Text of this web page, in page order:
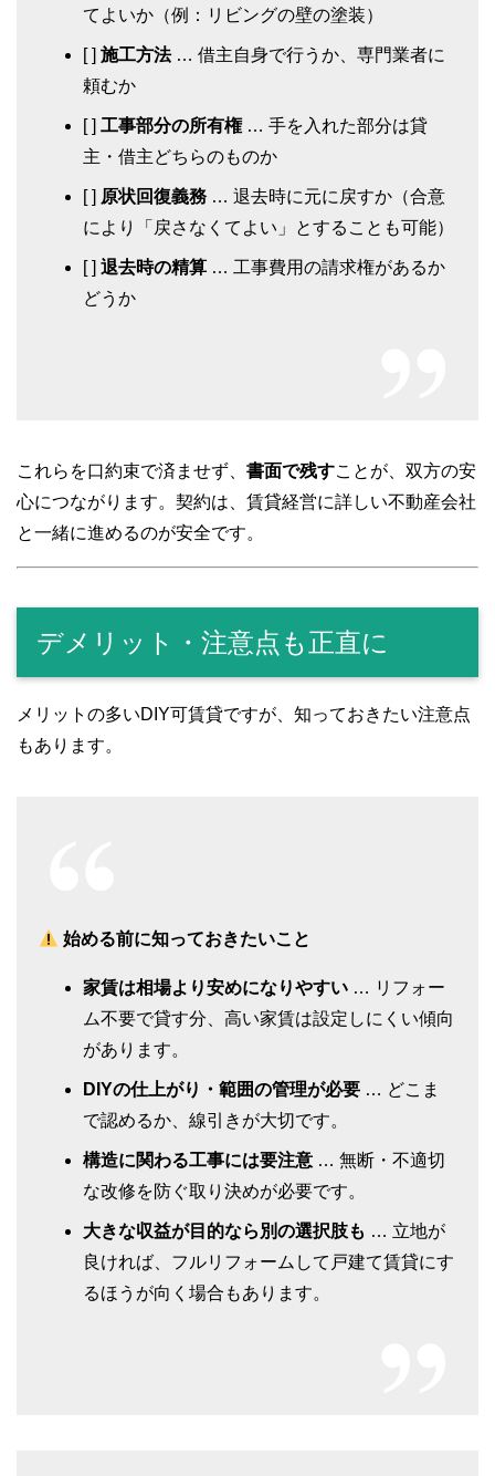
てよいか（例：リビングの壁の塗装）
[ ] 施工方法… 借主自身で行うか、専門業者に
頼むか
[ ] 工事部分の所有権… 手を入れた部分は貸
主・借主どちらのものか
[ ] 原状回復義務 … 退去時に元に戻すか（合意
により「戻さなくてよい」とすることも可能）
[ ] 退去時の精算 … 工事費用の請求権があるか
どうか
これらを口約束で済ませず、 書面で残すことが、双方の安
心につながります。契約は、賃貸経営に詳しい不動産会社
と一緒に進めるのが安全です。
デメリット・注意点も正直に
メリットの多いDIY可賃貸ですが、知っておきたい注意点
もあります。
始める前に知っておきたいこと
家賃は相場より安めになりやすい … リフォー
ム不要で貸す分、高い家賃は設定しにくい傾向
があります。
DIYの仕上がり・範囲の管理が必要 … どこま
で認めるか、線引きが大切です。
構造に関わる工事には要注意 … 無断・不適切
な改修を防ぐ取り決めが必要です。
大きな収益が目的なら別の選択肢も … 立地が
良ければ、フルリフォームして戸建て賃貸にす
るほうが向く場合もあります。